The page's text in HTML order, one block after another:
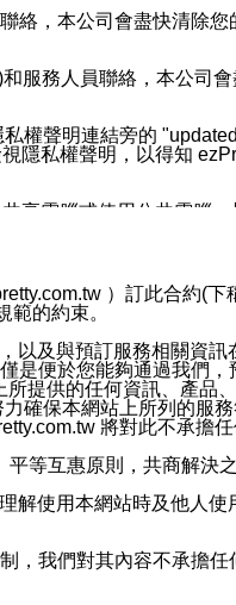
絡，本公司會盡快清除您
和服務人員聯絡，本公司
權聲明連結旁的
隱私權聲明，以得知
享電腦或使用公共電腦
子郵件所指示之方法、說
通知型訊息。
）訂此合約(下
的約束。
及與預訂服務相關資訊
是便於您能夠通過我們
提供的任何資訊、產品
確保本網站上所列的服
將對此不承擔任
等互惠原則，共商解決之
解使用本網站時及他人使
，我們對其內容不承擔